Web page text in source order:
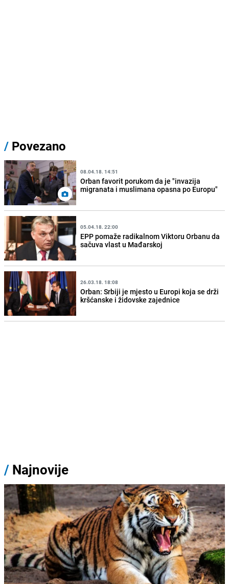
/ Povezano
08.04.18. 14:51
Orban favorit porukom da je "invazija
migranata i muslimana opasna po Europu"
05.04.18. 22:00
EPP pomaže radikalnom Viktoru Orbanu da
sačuva vlast u Mađarskoj
26.03.18. 18:08
Orban: Srbiji je mjesto u Europi koja se drži
kršćanske i židovske zajednice
/ Najnovije